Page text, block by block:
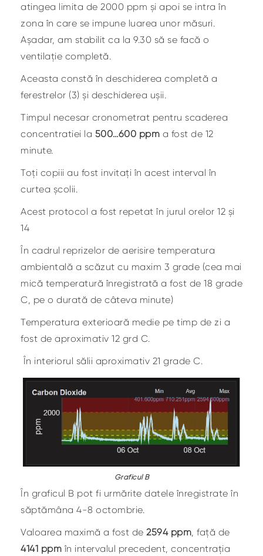
atingea limita de 2000 ppm și apoi se intra în
zona în care se impune luarea unor măsuri.
Așadar, am stabilit ca la 9.30 să se facă o
ventilație completă.
Aceasta constă în deschiderea completă a
ferestrelor (3) și deschiderea ușii.
Timpul necesar cronometrat pentru scaderea
concentratiei la 500…600 ppm a fost de 12
minute.
Toți copiii au fost invitați în acest interval în
curtea școlii.
Acest protocol a fost repetat în jurul orelor 12 și
14
În cadrul reprizelor de aerisire temperatura
ambientală a scăzut cu maxim 3 grade (cea mai
mică temperatură înregistrată a fost de 18 grade
C, pe o durată de câteva minute)
Temperatura exterioară medie pe timp de zi a
fost de aproximativ 12 grd C.
În interiorul sălii aproximativ 21 grade C.
Graficul B
În graficul B pot fi urmărite datele înregistrate în
săptămâna 4-8 octombrie.
Valoarea maximă a fost de 2594 ppm, față de
4141 ppm în intervalul precedent, concentrația